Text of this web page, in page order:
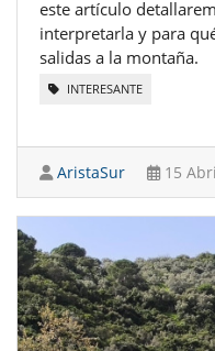
este artículo
interpretarla y para
salidas a la montaña.
INTERESANTE
AristaSur 15